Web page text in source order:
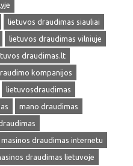
lietuvos draudimas siauliai
lietuvos draudimas vilniuje
draudimas.lt
kompanijos
lietuvosdraudimas
mano draudimas
masinos draudimas internetu
draudimas lietuvoje